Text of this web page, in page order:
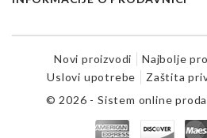
Novi proizvodi Najbolje
Uslovi upotrebe
Zaštita
© 2026 - Sistem online